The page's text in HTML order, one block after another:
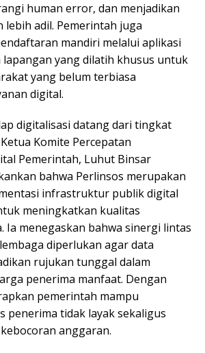
human error, dan menjadikan
adil. Pemerintah juga
mandiri melalui aplikasi
lapangan yang dilatih khusus untuk
yang belum terbiasa
digital.
digitalisasi datang dari tingkat
Komite Percepatan
Pemerintah, Luhut Binsar
bahwa Perlinsos merupakan
infrastruktur publik digital
meningkatkan kualitas
Ia menegaskan bahwa sinergi lintas
diperlukan agar data
rujukan tunggal dalam
penerima manfaat. Dengan
pemerintah mampu
penerima tidak layak sekaligus
anggaran.